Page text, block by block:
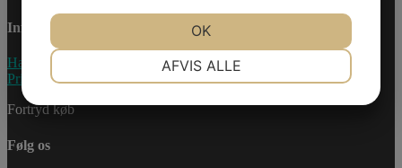
Information
Handelsebetingelser
Privatlivspolitik
Fortryd køb
Følg os
AFVIS ALLE
OK